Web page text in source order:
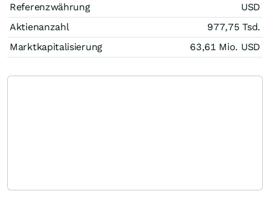
Referenzwährung
USD
Aktienanzahl
977,75 Tsd.
Marktkapitalisierung
63,61 Mio. USD